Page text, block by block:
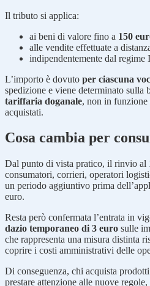
Il tributo si applica:
ai beni di valore fino a 150
alle vendite effettuate a
indipendentemente dal
L’importo è dovuto per ciascuna
spedizione e viene determinato sulla
tariffaria doganale, non in
acquistati.
Cosa cambia per
Dal punto di vista pratico, il rinvio al
consumatori, corrieri, operatori
un periodo aggiuntivo prima
euro.
Resta però confermata l’entrata in
dazio temporaneo di 3 euro sulle
che rappresenta una misura distinta
coprire i costi amministrativi delle
Di conseguenza, chi acquista
prestare attenzione alle nuove